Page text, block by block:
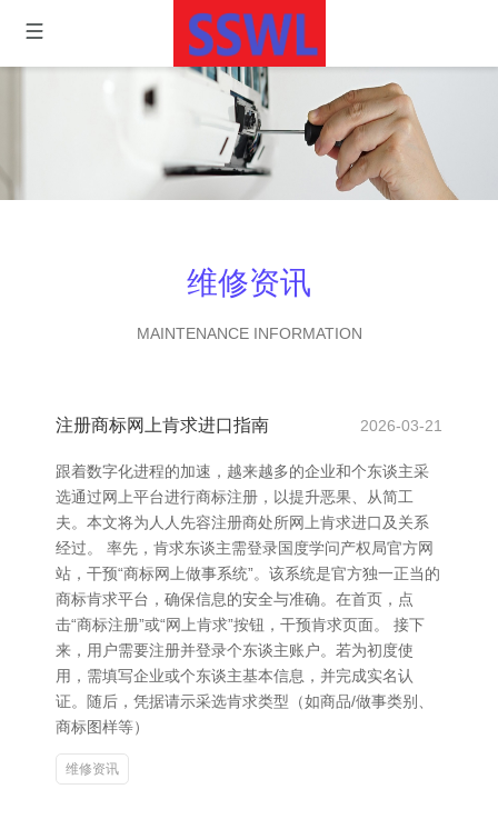
维修资讯
MAINTENANCE INFORMATION
注册商标网上肯求进口指南 2026-03-21
跟着数字化进程的加速，越来越多的企业和个东谈主采
选通过网上平台进行商标注册，以提升恶果、从简工
夫。本文将为人人先容注册商处所网上肯求进口及关系
经过。 率先，肯求东谈主需登录国度学问产权局官方网
站，干预“商标网上做事系统”。该系统是官方独一正当的
商标肯求平台，确保信息的安全与准确。在首页，点
击“商标注册”或“网上肯求”按钮，干预肯求页面。 接下
来，用户需要注册并登录个东谈主账户。若为初度使
用，需填写企业或个东谈主基本信息，并完成实名认
证。随后，凭据请示采选肯求类型（如商品/做事类别、
商标图样等）
维修资讯